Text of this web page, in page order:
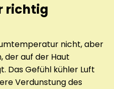
richtig
nicht, aber
der auf der Haut
Das Gefühl kühler Luft
Verdunstung des